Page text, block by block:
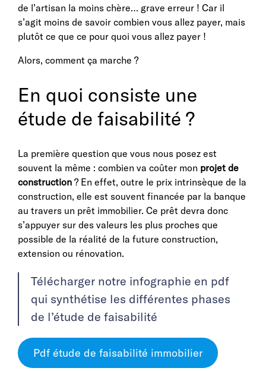
de l’artisan la moins chère… grave erreur ! Car il
s’agit moins de savoir combien vous allez payer, mais
plutôt ce que ce pour quoi vous allez payer !
Alors, comment ça marche ?
En quoi consiste une
étude de faisabilité ?
La première question que vous nous posez est
souvent la même : combien va coûter mon projet de
construction ? En effet, outre le prix intrinsèque de la
construction, elle est souvent financée par la banque
au travers un prêt immobilier. Ce prêt devra donc
s’appuyer sur des valeurs les plus proches que
possible de la réalité de la future construction,
extension ou rénovation.
Télécharger notre infographie en pdf
qui synthétise les différentes phases
de l’étude de faisabilité
Pdf étude de faisabilité immobilier